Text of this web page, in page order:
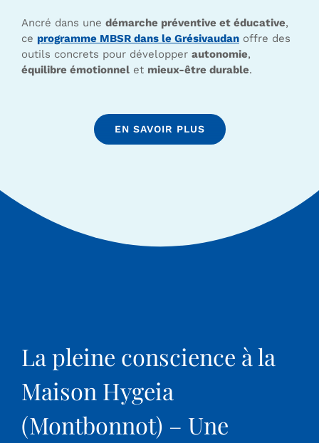
Ancré dans une démarche préventive et éducative,
ce programme MBSR dans le Grésivaudanoffre des
outils concrets pour développer autonomie,
équilibre émotionnelet mieux-être durable.
EN SAVOIR PLUS
La pleine conscience à la
Maison Hygeia
(Montbonnot) – Une